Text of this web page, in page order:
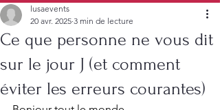
Ce que personne ne vous dit
sur le jour J (et comment
éviter les erreurs courantes)
lusaevents
20 avr. 2025 3 min de lecture